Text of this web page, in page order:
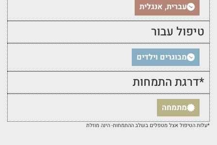
עברית, אנגלית
טיפול עבור
מבוגרים וילדים
*דרגת התמחות
מתמחה
*עלות הטיפול אצל מטפלים בשלב ההתמחות- הינה מוזלת